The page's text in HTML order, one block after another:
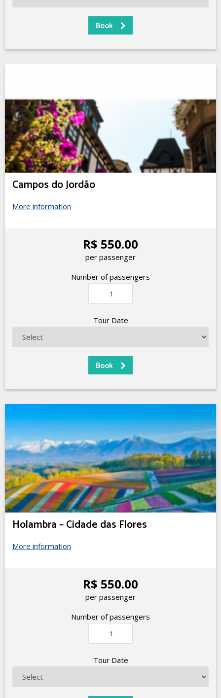
Campos do Jordão
More information
R$ 550.00
per passenger
Number of passengers
Tour Date
Holambra – Cidade das Flores
More information
R$ 550.00
per passenger
Number of passengers
Tour Date